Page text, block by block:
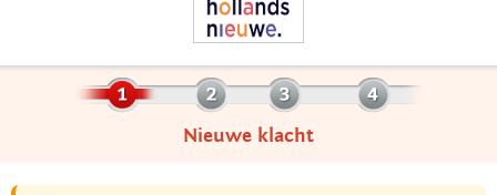
Nieuwe klacht